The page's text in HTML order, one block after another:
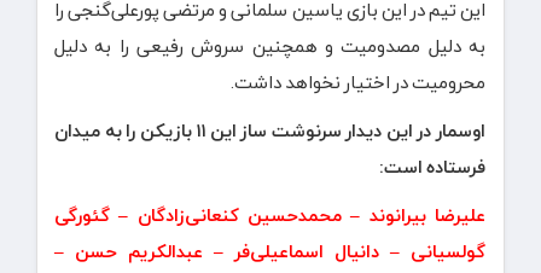
این تیم در این بازی یاسین سلمانی و مرتضی پورعلی‌گنجی را
به دلیل مصدومیت و همچنین سروش رفیعی را به دلیل
محرومیت در اختیار نخواهد داشت.
اوسمار در این دیدار سرنوشت ساز این ۱۱ بازیکن را به میدان
فرستاده است:
علیرضا بیرانوند – محمدحسین کنعانی‌زادگان – گئورگی
گولسیانی – دانیال اسماعیلی‌فر – عبدالکریم حسن –